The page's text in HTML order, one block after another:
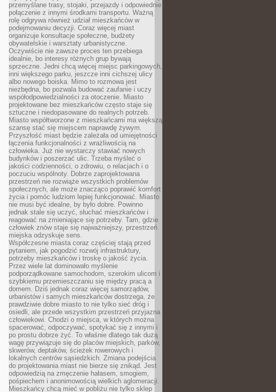
przemyślane trasy, stojaki, przejazdy i odpowiednie
połączenie z innymi środkami transportu. Ważną
rolę odgrywa również udział mieszkańców w
podejmowaniu decyzji. Coraz więcej miast
organizuje konsultacje społeczne, budżety
obywatelskie i warsztaty urbanistyczne.
Oczywiście nie zawsze proces ten przebiega
idealnie, bo interesy różnych grup bywają
sprzeczne. Jedni chcą więcej miejsc parkingowych,
inni większego parku, jeszcze inni cichszej ulicy
albo nowego boiska. Mimo to rozmowa jest
niezbędna, bo pozwala budować zaufanie i uczy
współodpowiedzialności za otoczenie. Miasto
projektowane bez mieszkańców często staje się
sztuczne i niedopasowane do realnych potrzeb.
Miasto współtworzone z mieszkańcami ma większą
szansę stać się miejscem naprawdę żywym.
Przyszłość miast będzie zależała od umiejętności
łączenia funkcjonalności z wrażliwością na
człowieka. Już nie wystarczy stawiać nowych
budynków i poszerzać ulic. Trzeba myśleć o
jakości codzienności, o zdrowiu, o relacjach i o
poczuciu wspólnoty. Dobrze zaprojektowana
przestrzeń nie rozwiąże wszystkich problemów
społecznych, ale może znacząco poprawić komfort
życia i pomóc ludziom lepiej funkcjonować. Miasto
nie musi być idealne, by było dobre. Powinno
jednak stale się uczyć, słuchać mieszkańców i
reagować na zmieniające się potrzeby. Tam, gdzie
człowiek znów staje się najważniejszy, przestrzeń
miejska odzyskuje sens.
Współczesne miasta coraz częściej stają przed
pytaniem, jak pogodzić rozwój infrastruktury,
potrzeby mieszkańców i troskę o jakość życia.
Przez wiele lat dominowało myślenie
podporządkowane samochodom, szerokim ulicom i
szybkiemu przemieszczaniu się między pracą a
domem. Dziś jednak coraz więcej samorządów,
urbanistów i samych mieszkańców dostrzega, że
prawdziwie dobre miasto to nie tylko sieć dróg i
osiedli, ale przede wszystkim przestrzeń przyjazna
człowiekowi. Chodzi o miejsca, w których można
spacerować, odpoczywać, spotykać się z innymi i
po prostu dobrze żyć. To właśnie dlatego tak dużą
wagę przywiązuje się do placów miejskich, parków,
skwerów, deptaków, ścieżek rowerowych i
lokalnych centrów sąsiedzkich. Zmiana podejścia
do projektowania miast nie bierze się znikąd. Jest
odpowiedzią na zmęczenie hałasem, smogiem,
pośpiechem i anonimowością wielkich aglomeracji.
Mieszkańcy chcą mieć w pobliżu nie tylko sklep